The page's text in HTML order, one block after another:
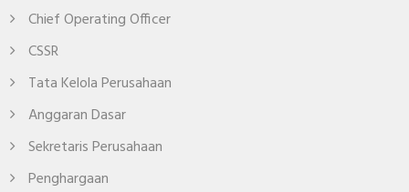
Chief Operating Officer
CSSR
Tata Kelola Perusahaan
Anggaran Dasar
Sekretaris Perusahaan
Penghargaan